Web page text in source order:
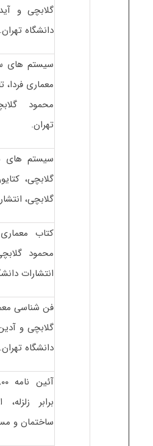
گلابچی و
دانشگاه تهران.
سیستم های
معماری فردا،
محمود
تهران.
سیستم های
گلابچی،
گلابچی،
کتاب
محمود
انتشارات
فن شناسی
گلابچی و
دانشگاه تهران.
برابر
ساختمان و